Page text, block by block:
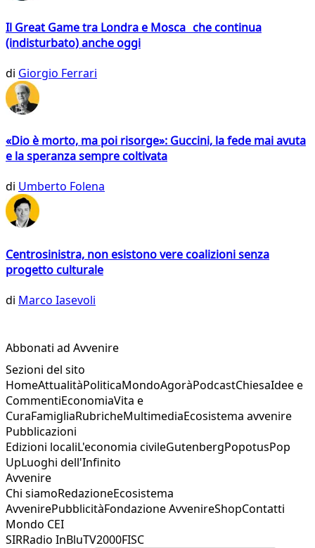
Il Great Game tra Londra e Mosca che continua
(indisturbato) anche oggi
di Giorgio Ferrari
«Dio è morto, ma poi risorge»: Guccini, la fede mai avuta
e la speranza sempre coltivata
di Umberto Folena
Centrosinistra, non esistono vere coalizioni senza
progetto culturale
di Marco Iasevoli
Abbonati ad Avvenire
Sezioni del sito
HomeAttualitàPoliticaMondoAgoràPodcastChiesaIdee e
CommentiEconomiaVita e
CuraFamigliaRubricheMultimediaEcosistema avvenire
Pubblicazioni
Edizioni localiL'economia civileGutenbergPopotusPop
UpLuoghi dell'Infinito
Avvenire
Chi siamoRedazioneEcosistema
AvvenirePubblicitàFondazione AvvenireShopContatti
Mondo CEI
SIRRadio InBluTV2000FISC